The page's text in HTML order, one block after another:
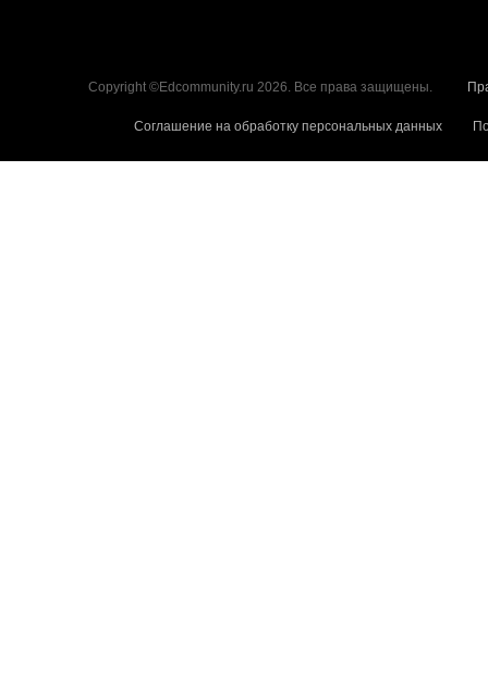
Copyright ©Edcommunity.ru 2026. Все права защищены.
Соглашение на обработку персональных данных